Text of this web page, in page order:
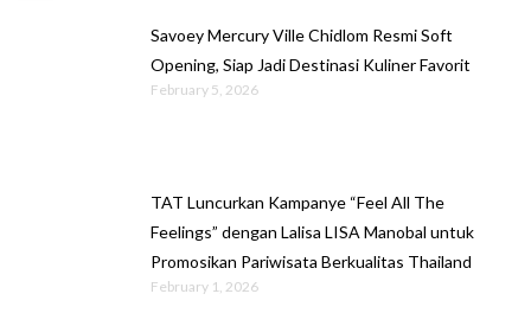
Savoey Mercury Ville Chidlom Resmi Soft
Opening, Siap Jadi Destinasi Kuliner Favorit
February 5, 2026
TAT Luncurkan Kampanye “Feel All The
Feelings” dengan Lalisa LISA Manobal untuk
Promosikan Pariwisata Berkualitas Thailand
February 1, 2026